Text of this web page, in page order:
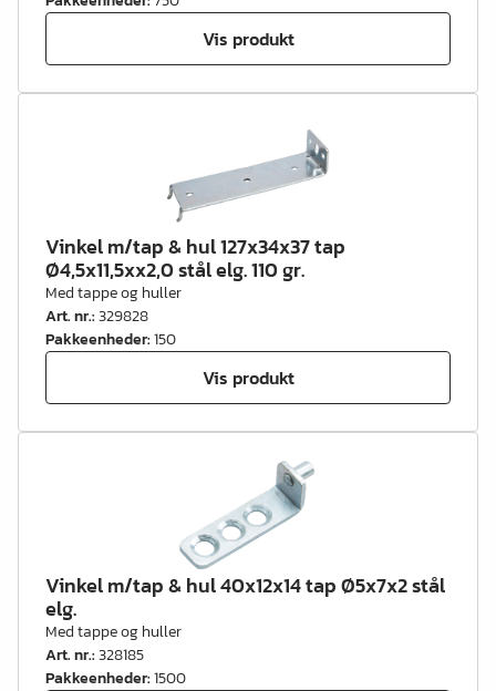
Vis produkt
Vinkel m/tap & hul 127x34x37 tap
Ø4,5x11,5xx2,0 stål elg. 110 gr.
Med tappe og huller
Art. nr.:329828
Pakkeenheder:150
Vis produkt
Vinkel m/tap & hul 40x12x14 tap Ø5x7x2 stål
elg.
Med tappe og huller
Art. nr.:328185
Pakkeenheder:1500